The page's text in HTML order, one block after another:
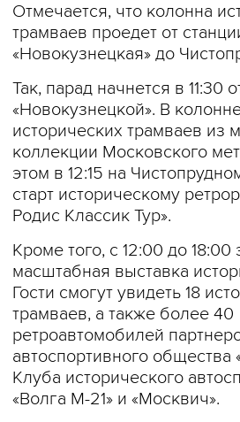
Отмечается, что колонна
трамваев проедет от
«Новокузнецкая» до
Так, парад начнется в 11:30
«Новокузнецкой». В
исторических трамваев из
коллекции Московского
этом в 12:15 на
старт историческому
Родис Классик Тур».
Кроме того, с 12:00 до 18:00
масштабная выставка
Гости смогут увидеть 18
трамваев, а также более 40
ретроавтомобилей
автоспортивного общества
Клуба исторического
«Волга М-21» и «Москвич».